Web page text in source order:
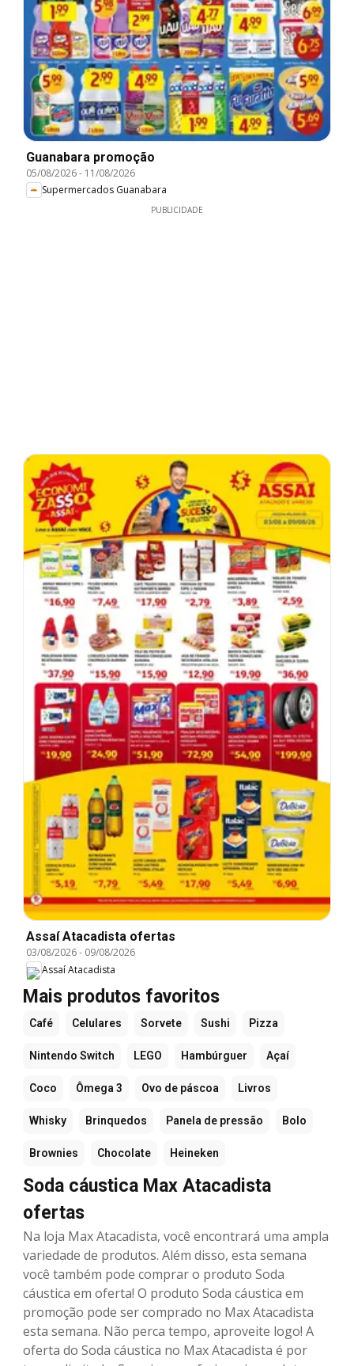
Guanabara promoção
05/08/2026- 11/08/2026
Supermercados Guanabara
PUBLICIDADE
Assaí Atacadista ofertas
03/08/2026- 09/08/2026
Assaí Atacadista
Mais produtos favoritos
Café Celulares Sorvete Sushi Pizza
Nintendo Switch LEGO Hambúrguer Açaí
Coco Ômega 3 Ovo de páscoa Livros
Whisky Brinquedos Panela de pressão Bolo
Brownies Chocolate Heineken
Soda cáustica Max Atacadista
ofertas
Na loja Max Atacadista, você encontrará uma ampla
variedade de produtos. Além disso, esta semana
você também pode comprar o produto Soda
cáustica em oferta! O produto Soda cáustica em
promoção pode ser comprado no Max Atacadista
esta semana. Não perca tempo, aproveite logo! A
oferta do Soda cáustica no Max Atacadista é por